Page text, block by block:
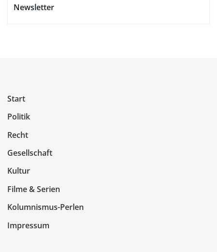
Newsletter
Start
Politik
Recht
Gesellschaft
Kultur
Filme & Serien
Kolumnismus-Perlen
Impressum